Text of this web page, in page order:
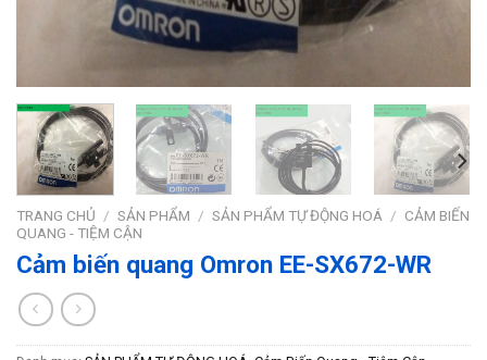
TRANG CHỦ / SẢN PHẨM / SẢN PHẨM TỰ ĐỘNG HOÁ / CẢM BIẾN
QUANG - TIỆM CẬN
Cảm biến quang Omron EE-SX672-WR